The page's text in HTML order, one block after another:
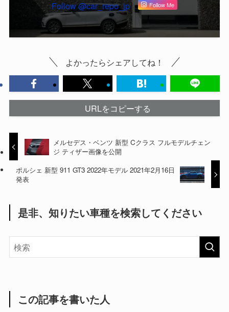
Follow @car_repo_jp Follow Me
よかったらシェアしてね！
URLをコピーする
メルセデス・ベンツ 新型 Cクラス フルモデルチェン
ジ ティザー画像を公開
ポルシェ 新型 911 GT3 2022年モデル 2021年2月16日
発表
是非、知りたい車種を検索してください
この記事を書いた人